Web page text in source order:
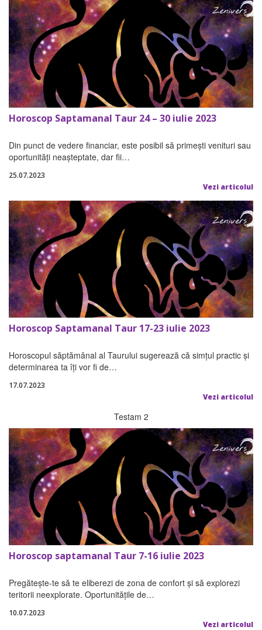
Horoscop Saptamanal Taur 24 – 30 iulie 2023
Din punct de vedere financiar, este posibil să primești venituri sau
oportunități neașteptate, dar fii…
25.07.2023
Vezi articolul
Horoscop Saptamanal Taur 17-23 iulie 2023
Horoscopul săptămânal al Taurului sugerează că simțul practic și
determinarea ta îți vor fi de…
17.07.2023
Vezi articolul
Testam 2
Horoscop saptamanal Taur 7-16 iulie 2023
Pregătește-te să te eliberezi de zona de confort și să explorezi
teritorii neexplorate. Oportunitățile de…
10.07.2023
Vezi articolul